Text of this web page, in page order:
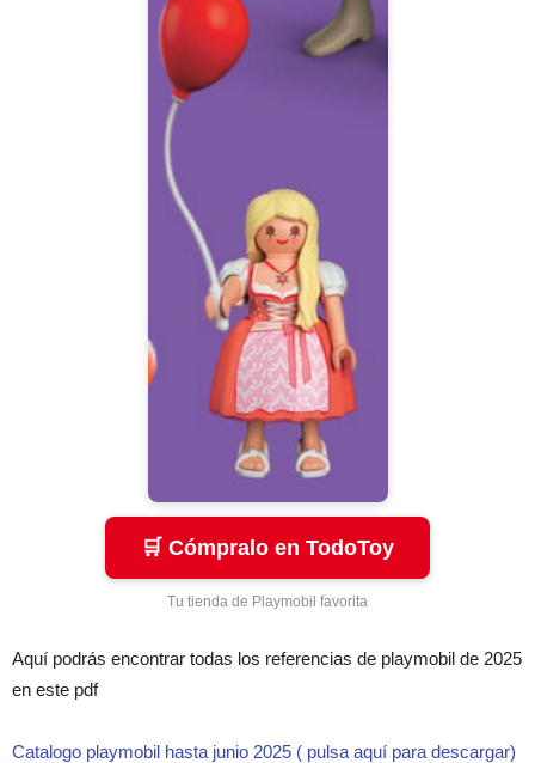
🛒 Cómpralo en TodoToy
Tu tienda de Playmobil favorita
Aquí podrás encontrar todas los referencias de playmobil de 2025
en este pdf
Catalogo playmobil hasta junio 2025 ( pulsa aquí para descargar)